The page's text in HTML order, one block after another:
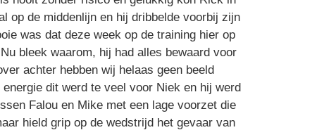
op de middenlijn en hij dribbelde voorbij zijn
was dat deze week op de training hier op
bleek waarom, hij had alles bewaard voor
achter hebben wij helaas geen beeld
dit werd te veel voor Niek en hij werd
Falou en Mike met een lage voorzet die
hield grip op de wedstrijd het gevaar van